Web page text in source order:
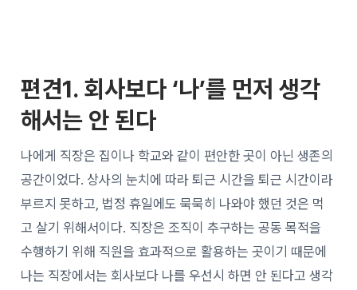
편견1. 회사보다 ‘나’를 먼저 생각
해서는 안 된다
나에게 직장은 집이나 학교와 같이 편안한 곳이 아닌 생존의
공간이었다. 상사의 눈치에 따라 퇴근 시간을 퇴근 시간이라
부르지 못하고, 법정 휴일에도 묵묵히 나와야 했던 것은 먹
고 살기 위해서이다. 직장은 조직이 추구하는 공동 목적을
수행하기 위해 직원을 효과적으로 활용하는 곳이기 때문에
나는 직장에서는 회사보다 나를 우선시 하면 안 된다고 생각